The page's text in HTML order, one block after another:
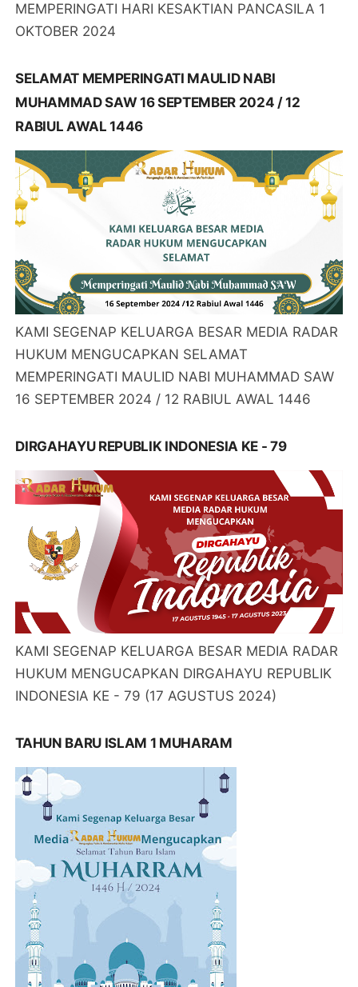
MEMPERINGATI HARI KESAKTIAN PANCASILA 1
OKTOBER 2024
SELAMAT MEMPERINGATI MAULID NABI
MUHAMMAD SAW 16 SEPTEMBER 2024 / 12
RABIUL AWAL 1446
KAMI SEGENAP KELUARGA BESAR MEDIA RADAR
HUKUM MENGUCAPKAN SELAMAT
MEMPERINGATI MAULID NABI MUHAMMAD SAW
16 SEPTEMBER 2024 / 12 RABIUL AWAL 1446
DIRGAHAYU REPUBLIK INDONESIA KE - 79
KAMI SEGENAP KELUARGA BESAR MEDIA RADAR
HUKUM MENGUCAPKAN DIRGAHAYU REPUBLIK
INDONESIA KE - 79 (17 AGUSTUS 2024)
TAHUN BARU ISLAM 1 MUHARAM